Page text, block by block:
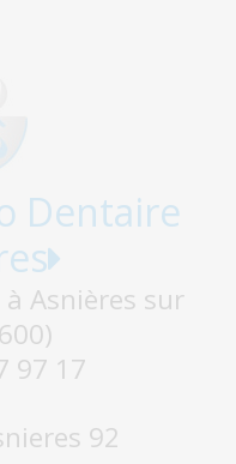
Dentaire
Asnières sur
97 17
92